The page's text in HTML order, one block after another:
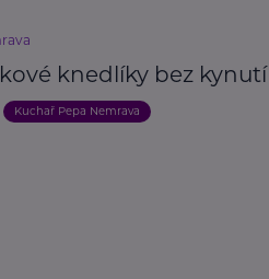
knedlíky bez kynutí
Kuchař Pepa Nemrava